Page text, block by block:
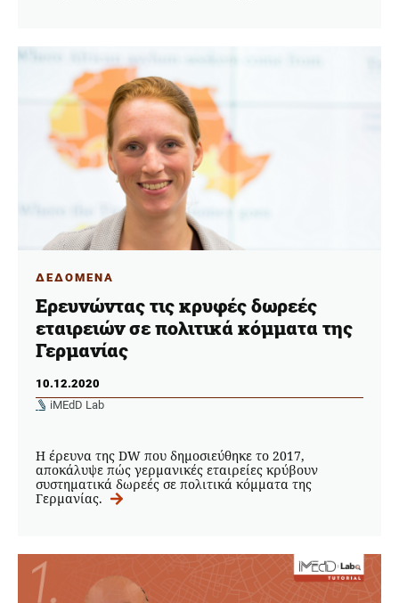
ΔΕΔΟΜΕΝΑ
Ερευνώντας τις κρυφές δωρεές
εταιρειών σε πολιτικά κόμματα της
Γερμανίας
10.12.2020
iMEdD Lab
Η έρευνα της DW που δημοσιεύθηκε το 2017,
αποκάλυψε πώς γερμανικές εταιρείες κρύβουν
συστηματικά δωρεές σε πολιτικά κόμματα της
Γερμανίας.